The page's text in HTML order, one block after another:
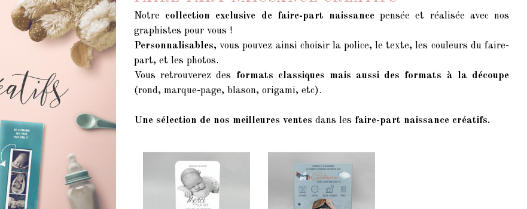
Notre collection exclusive de faire-part naissance pensée et réalisée avec nos
graphistes pour vous !
Personnalisables, vous pouvez ainsi choisir la police, le texte, les couleurs du faire-
part, et les photos.
Vous retrouverez des formats classiques mais aussi des formats à la découpe
(rond, marque-page, blason, origami, etc).
Une sélection de nos meilleures ventes dans les faire-part naissance créatifs.